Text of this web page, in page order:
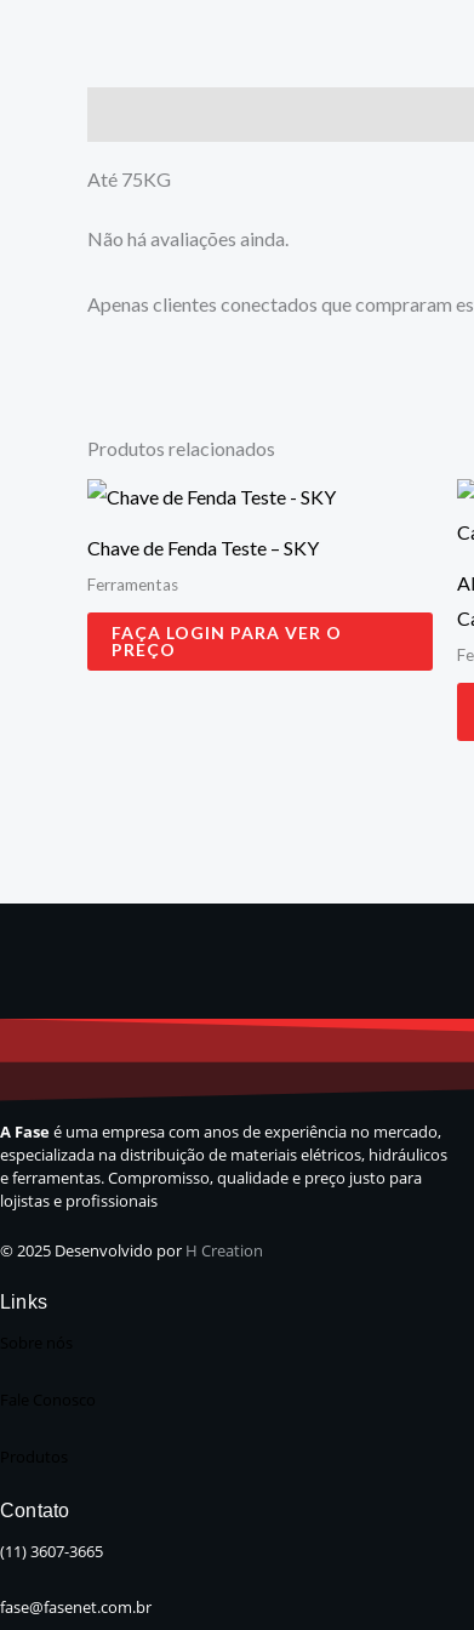
Até 75KG
Não há avaliações ainda.
Apenas clientes conectados que compraram
Produtos relacionados
Chave de Fenda Teste – SKY
Ferramentas
FAÇA LOGIN PARA VER O
PREÇO
A Faseé uma empresa com anos de experiência no mercado,
especializada na distribuição de materiais elétricos, hidráulicos
e ferramentas. Compromisso, qualidade e preço justo para
lojistas e profissionais
© 2025 Desenvolvido por H Creation
Links
Contato
(11) 3607-3665
fase@fasenet.com.br